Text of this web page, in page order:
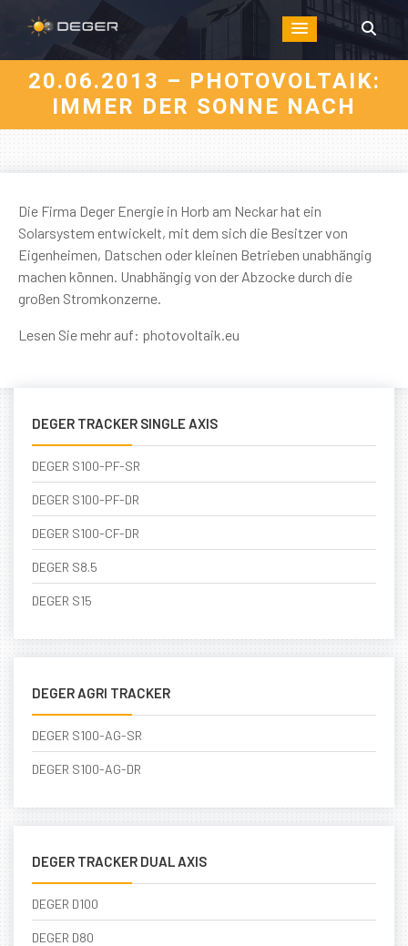
20.06.2013 – PHOTOVOLTAIK:
IMMER DER SONNE NACH
Die Firma Deger Energie in Horb am Neckar hat ein
Solarsystem entwickelt, mit dem sich die Besitzer von
Eigenheimen, Datschen oder kleinen Betrieben unabhängig
machen können. Unabhängig von der Abzocke durch die
großen Stromkonzerne.
Lesen Sie mehr auf: photovoltaik.eu
DEGER TRACKER SINGLE AXIS
DEGER S100-PF-SR
DEGER S100-PF-DR
DEGER S100-CF-DR
DEGER S8.5
DEGER S15
DEGER AGRI TRACKER
DEGER S100-AG-SR
DEGER S100-AG-DR
DEGER TRACKER DUAL AXIS
DEGER D100
DEGER D80